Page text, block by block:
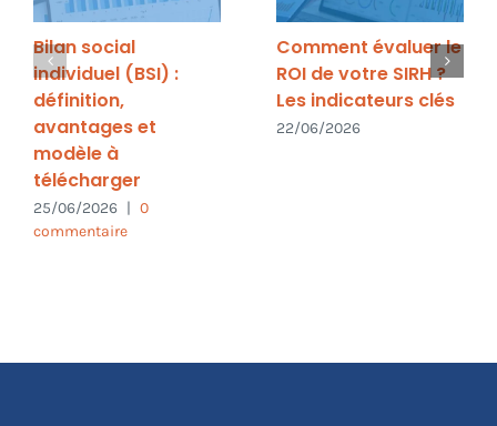
Bilan social
individuel (BSI) :
définition,
avantages et
modèle à
télécharger
25/06/2026 | 0
commentaire
Comment évaluer le
ROI de votre SIRH ?
Les indicateurs clés
22/06/2026